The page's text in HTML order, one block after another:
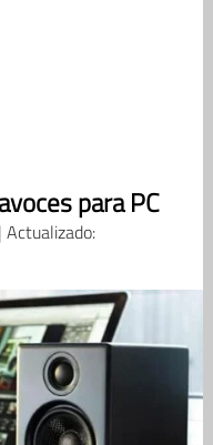
para PC